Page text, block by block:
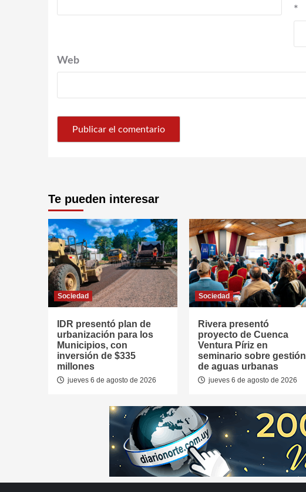
*
Web
Te pueden interesar
Sociedad
IDR presentó plan de
urbanización para los
Municipios, con
inversión de $335
millones
jueves 6 de agosto de 2026
Sociedad
Rivera presentó
proyecto de Cuenca
Ventura Píriz en
seminario sobre gestión
de aguas urbanas
jueves 6 de agosto de 2026